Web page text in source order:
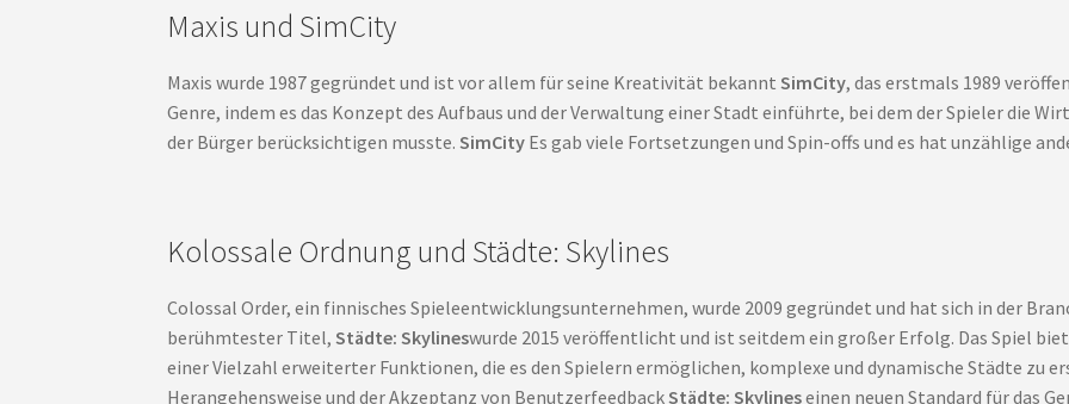
Maxis und SimCity
Maxis wurde 1987 gegründet und ist vor allem für seine Kreativität bekanntSimCity, das erstmals 1989
Genre, indem es das Konzept des Aufbaus und der Verwaltung einer Stadt einführte, bei dem der Spieler die
der Bürger berücksichtigen musste.SimCity Es gab viele Fortsetzungen und Spin-offs und es hat unzählige
Kolossale Ordnung und Städte: Skylines
Colossal Order, ein finnisches Spieleentwicklungsunternehmen, wurde 2009 gegründet und hat sich in der
berühmtester Titel,Städte: Skylineswurde 2015 veröffentlicht und ist seitdem ein großer Erfolg. Das Spiel
einer Vielzahl erweiterter Funktionen, die es den Spielern ermöglichen, komplexe und dynamische Städte zu
Herangehensweise und der Akzeptanz von BenutzerfeedbackStädte: Skylineseinen neuen Standard für das